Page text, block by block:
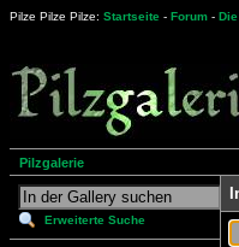
Pilze Pilze Pilze: Startseite - Forum -
Pilzgalerie
Erweiterte Suche